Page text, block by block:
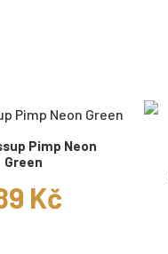
Pimp Neon
Green
Kč